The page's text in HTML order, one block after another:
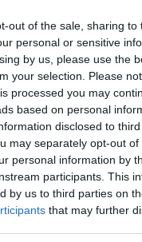
out of the sale, sharing to
personal or sensitive
by us, please use the
your selection. Please
processed you may
based on personal
disclosed to
may separately opt-out
personal information by
participants. This
by us to third parties on
that may further
nevette és
egy szép
és itt, sajnos véget
eszébe jutnak a
a zenében, amire a
Aida bevonulási
és lovakat
a súgólyukba, az
megérkeznek az
próbálnak
oly
népstadionbeli